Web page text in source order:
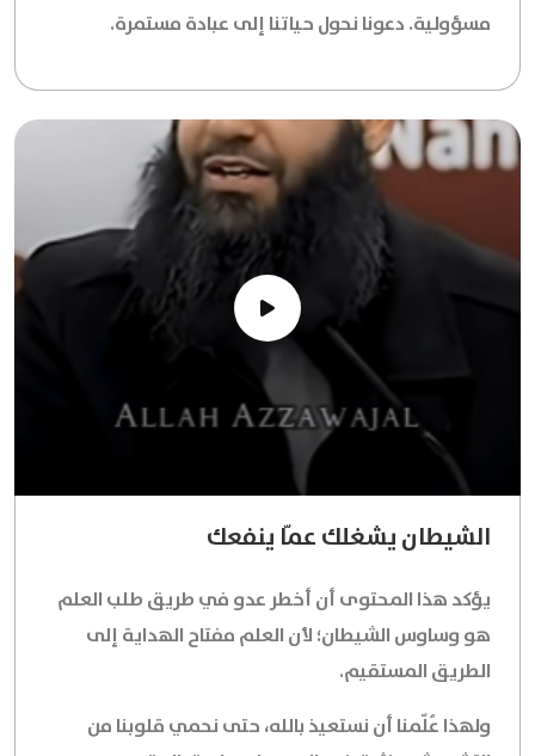
مسؤولية. دعونا نحول حياتنا إلى عبادة مستمرة.
الشيطان يشغلك عمّا ينفعك
يؤكد هذا المحتوى أن أخطر عدو في طريق طلب العلم
هو وساوس الشيطان؛ لأن العلم مفتاح الهداية إلى
الطريق المستقيم.
ولهذا عُلّمنا أن نستعيذ بالله، حتى نحمي قلوبنا من